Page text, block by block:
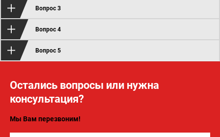
Вопрос 3
Вопрос 4
Вопрос 5
Остались вопросы или нужна
консультация?
Мы Вам перезвоним!